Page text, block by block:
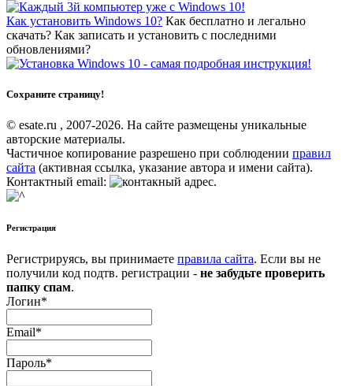
Как установить Windows 10? Как бесплатно и легально
скачать? Как записать и установить с последними
обновлениями?
Сохраните страницу!
© esate.ru , 2007-2026. На сайте размещены уникальные
авторские материалы.
Частичное копирование разрешено при соблюдении правил
сайта (активная ссылка, указание автора и имени сайта).
Контактный email:
.
Регистрация
Регистрируясь, вы принимаете правила сайта. Если вы не
получили код подтв. регистрации - не забудьте проверить
папку спам.
Логин*
Email*
Пароль*